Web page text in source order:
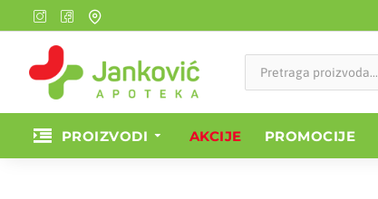
PROIZVODI AKCIJE PROMOCIJE